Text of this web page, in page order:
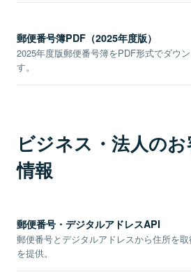
郵便番号簿PDF（2025年度版）
2025年度版郵便番号簿をPDF形式でダウ
す。
ビジネス・法人の
情報
郵便番号・デジタルアドレスAPI
郵便番号とデジタルアドレスから住所を
を提供。